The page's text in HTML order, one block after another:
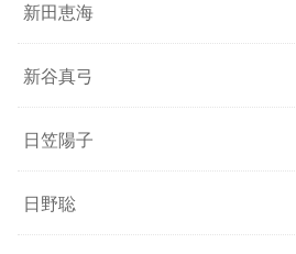
新田恵海
新谷真弓
日笠陽子
日野聡